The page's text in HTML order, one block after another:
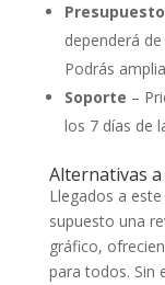
dependerá
Podrás
Soporte –
los 7 días de
Alternativas a
Llegados a
supuesto una
gráfico,
para todos. Sin